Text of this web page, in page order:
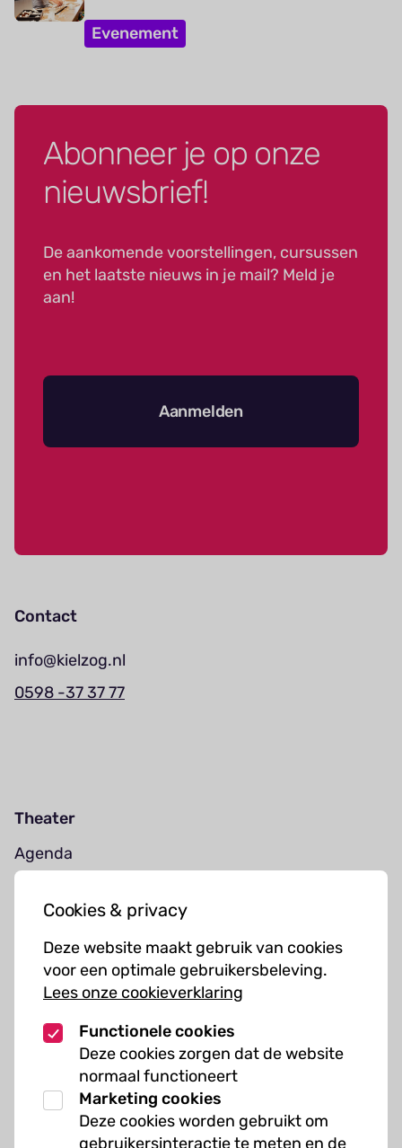
Cookies & privacy
Deze website maakt gebruik van cookies
voor een optimale gebruikersbeleving.
Lees onze cookieverklaring
Functionele cookies
Deze cookies zorgen dat de website
normaal functioneert
Marketing cookies
Deze cookies worden gebruikt om
gebruikersinteractie te meten en de
Evenement
Abonneer je op onze
nieuwsbrief!
De aankomende voorstellingen, cursussen
en het laatste nieuws in je mail? Meld je
aan!
Aanmelden
Contact
info@kielzog.nl
0598 -37 37 77
Theater
Agenda
Muziekcursussen
Kunst cursussen
Over ons
Organisatie
Werken bij Kielzog
Veelgestelde vragen